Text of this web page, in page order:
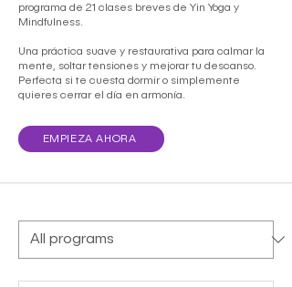
programa de 21 clases breves de Yin Yoga y
Mindfulness.
Una práctica suave y restaurativa para calmar la
mente, soltar tensiones y mejorar tu descanso.
Perfecta si te cuesta dormir o simplemente
quieres cerrar el día en armonía.
EMPIEZA AHORA